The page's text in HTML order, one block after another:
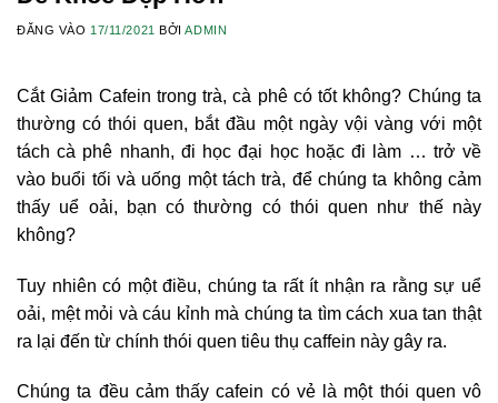
ĐĂNG VÀO 17/11/2021 BỞIADMIN
Cắt Giảm Cafein trong trà, cà phê có tốt không? Chúng ta
thường có thói quen, bắt đầu một ngày vội vàng với một
tách cà phê nhanh, đi học đại học hoặc đi làm … trở về
vào buổi tối và uống một tách trà, để chúng ta không cảm
thấy uể oải, bạn có thường có thói quen như thế này
không?
Tuy nhiên có một điều, chúng ta rất ít nhận ra rằng sự uể
oải, mệt mỏi và cáu kỉnh mà chúng ta tìm cách xua tan thật
ra lại đến từ chính thói quen tiêu thụ caffein này gây ra.
Chúng ta đều cảm thấy cafein có vẻ là một thói quen vô